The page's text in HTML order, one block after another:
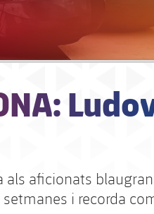
als aficionats
i recorda